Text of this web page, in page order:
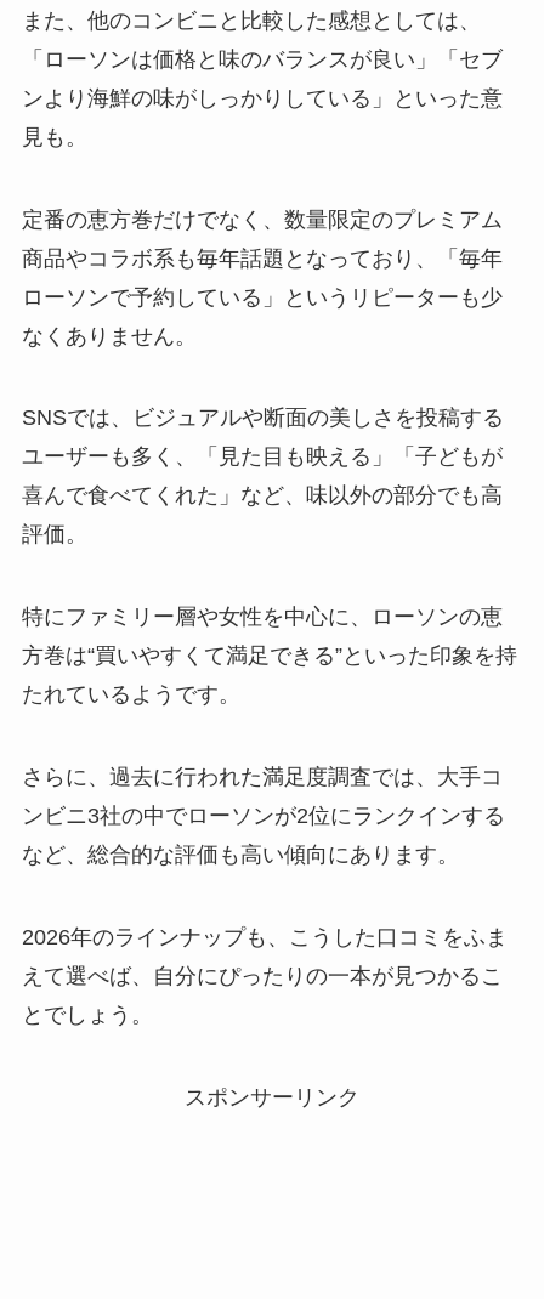
また、他のコンビニと比較した感想としては、
「ローソンは価格と味のバランスが良い」「セブ
ンより海鮮の味がしっかりしている」といった意
見も。
定番の恵方巻だけでなく、数量限定のプレミアム
商品やコラボ系も毎年話題となっており、「毎年
ローソンで予約している」というリピーターも少
なくありません。
SNSでは、ビジュアルや断面の美しさを投稿する
ユーザーも多く、「見た目も映える」「子どもが
喜んで食べてくれた」など、味以外の部分でも高
評価。
特にファミリー層や女性を中心に、ローソンの恵
方巻は“買いやすくて満足できる”といった印象を持
たれているようです。
さらに、過去に行われた満足度調査では、大手コ
ンビニ3社の中でローソンが2位にランクインする
など、総合的な評価も高い傾向にあります。
2026年のラインナップも、こうした口コミをふま
えて選べば、自分にぴったりの一本が見つかるこ
とでしょう。
スポンサーリンク